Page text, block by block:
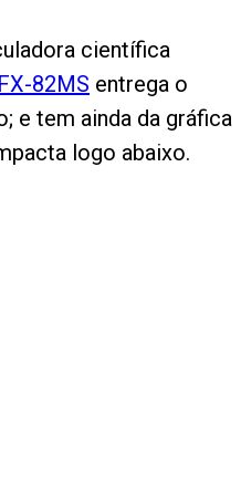
científica
82MS entrega o
e tem ainda da gráfica
logo abaixo.